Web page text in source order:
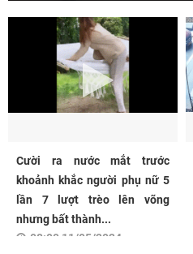
Cười ra nước mắt trước
khoảnh khắc người phụ nữ 5
lần 7 lượt trèo lên võng
nhưng bất thành...
08:00 11/05/2024